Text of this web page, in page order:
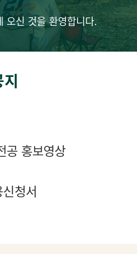
오신 것을 환영합니다.
공 홍보영상
청서